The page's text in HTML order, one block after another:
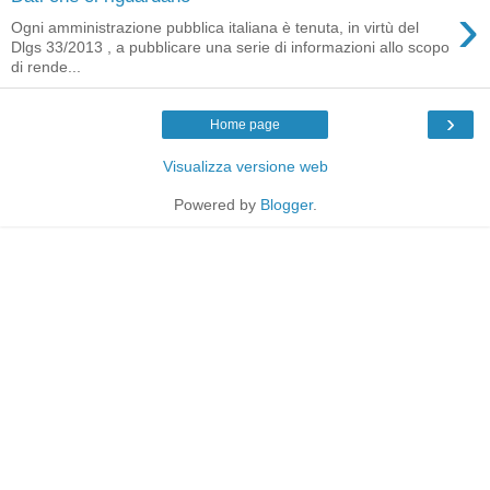
›
Ogni amministrazione pubblica italiana è tenuta, in virtù del
Dlgs 33/2013 , a pubblicare una serie di informazioni allo scopo
di rende...
›
Home page
Visualizza versione web
Powered by Blogger.